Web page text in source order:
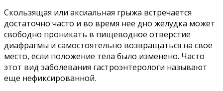
Скользящая или аксиальная грыжа встречается
достаточно часто и во время нее дно желудка может
свободно проникать в пищеводное отверстие
диафрагмы и самостоятельно возвращаться на свое
место, если положение тела было изменено. Часто
этот вид заболевания гастроэнтерологи называют
еще нефиксированной.